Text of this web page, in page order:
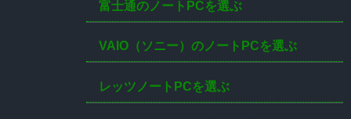
富士通のノートPCを選ぶ
VAIO（ソニー）のノートPCを選ぶ
レッツノートPCを選ぶ